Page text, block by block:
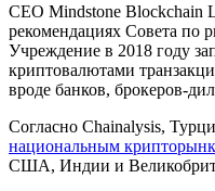
CEO Mindstone Blockchain
рекомендациях Совета по
Учреждение в 2018 году
криптовалютами
вроде банков, брокеров-
Согласно Chainalysis,
национальным
США, Индии и